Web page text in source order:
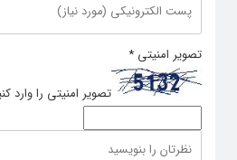
تصویر امنیتی *
تصویر امنیتی را وارد